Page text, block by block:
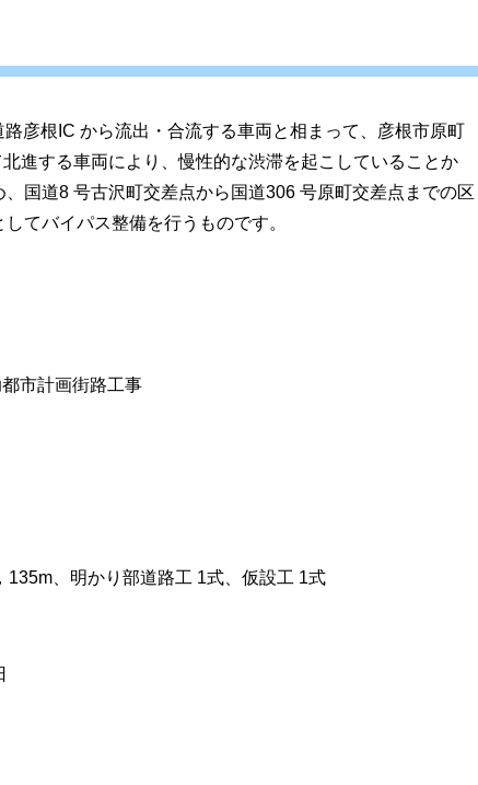
彦根IC から流出・合流する車両と相まって、彦根市原町
進する車両により、慢性的な渋滞を起こしていることか
国道8 号古沢町交差点から国道306 号原町交差点までの区
てバイパス整備を行うものです。
市計画街路工事
、明かり部道路工 1式、仮設工 1式